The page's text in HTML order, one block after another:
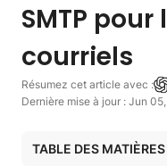
SMTP pour
courriels
Résumez cet article avec :
Dernière mise à jour : Jun
TABLE DES MATIÈRES